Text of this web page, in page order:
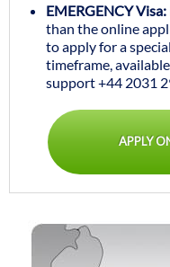
EMERGENCY Visa:
than the online
to apply for a
timeframe,
support+44 2031
APPLY